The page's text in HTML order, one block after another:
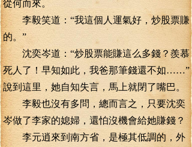
從何而來。
李毅笑道：“我這個人運氣好，炒股票賺
的。”
沈奕岑道：“炒股票能賺這么多錢？羨慕
死人了！早知如此，我爸那筆錢還不如……”
說到這里，她自知失言，馬上就閉了嘴巴。
李毅也沒有多問，總而言之，只要沈奕
岑做了李家的媳婦，還怕沒機會給她賺錢？
李元逍來到南方省，是極其低調的，外